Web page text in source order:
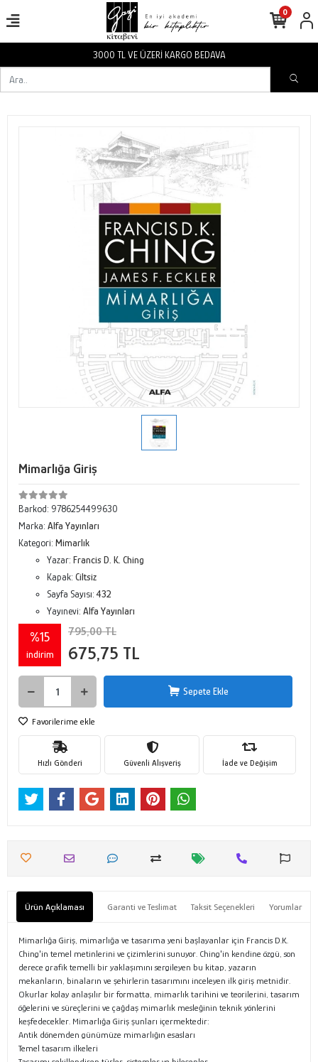
3000 TL VE ÜZERİ KARGO BEDAVA
0
Mimarlığa Giriş
Barkod: 9786254499630
Marka: Alfa Yayınları
Kategori: Mimarlık
Yazar: Francis D. K. Ching
Kapak: Ciltsiz
Sayfa Sayısı:432
Yayınevi: Alfa Yayınları
%15
indirim
795,00 TL
675,75 TL
Sepete Ekle
Favorilerime ekle
Hızlı Gönderi Güvenli Alışveriş İade ve Değişim
Ürün Açıklaması Garanti ve Teslimat Taksit Seçenekleri Yorumlar
Mimarlığa Giriş, mimarlığa ve tasarıma yeni başlayanlar için Francis D.K.
Ching'in temel metinlerini ve çizimlerini sunuyor. Ching'in kendine özgü, son
derece grafik temelli bir yaklaşımını sergileyen bu kitap, yazarın
mekanların, binaların ve şehirlerin tasarımını inceleyen ilk giriş metnidir.
Okurlar kolay anlaşılır bir formatta, mimarlık tarihini ve teorilerini, tasarım
öğelerini ve süreçlerini ve çağdaş mimarlık mesleğinin teknik yönlerini
keşfedecekler. Mimarlığa Giriş şunları içermektedir:
Antik dönemden günümüze mimarlığın esasları
Temel tasarım ilkeleri